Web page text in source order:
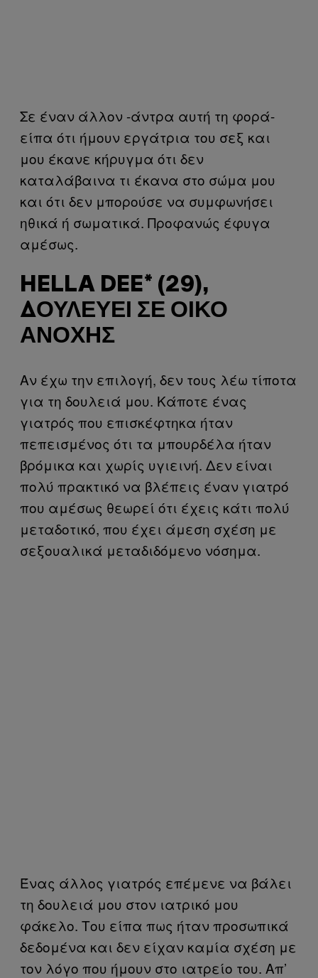
Σε έναν άλλον -άντρα αυτή τη φορά-
είπα ότι ήμουν εργάτρια του σεξ και
μου έκανε κήρυγμα ότι δεν
καταλάβαινα τι έκανα στο σώμα μου
και ότι δεν μπορούσε να συμφωνήσει
ηθικά ή σωματικά. Προφανώς έφυγα
αμέσως.
HELLA DEE* (29),
ΔΟΥΛΕΎΕΙ ΣΕ ΟΊΚΟ
ΑΝΟΧΉΣ
Αν έχω την επιλογή, δεν τους λέω τίποτα
για τη δουλειά μου. Κάποτε ένας
γιατρός που επισκέφτηκα ήταν
πεπεισμένος ότι τα μπουρδέλα ήταν
βρόμικα και χωρίς υγιεινή. Δεν είναι
πολύ πρακτικό να βλέπεις έναν γιατρό
που αμέσως θεωρεί ότι έχεις κάτι πολύ
μεταδοτικό, που έχει άμεση σχέση με
σεξουαλικά μεταδιδόμενο νόσημα.
Ένας άλλος γιατρός επέμενε να βάλει
τη δουλειά μου στον ιατρικό μου
φάκελο. Του είπα πως ήταν προσωπικά
δεδομένα και δεν είχαν καμία σχέση με
τον λόγο που ήμουν στο ιατρείο του. Απ’